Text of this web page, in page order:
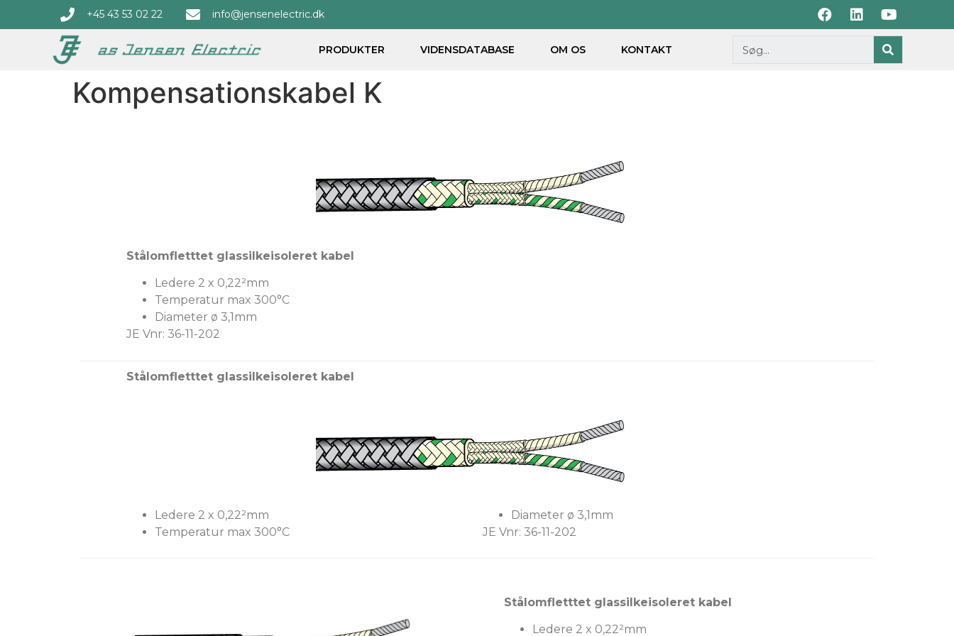
+45 43 53 02 22 info@jensenelectric.dk
PRODUKTER VIDENSDATABASE OM OS KONTAKT
Kompensationskabel K
Stålomfletttet glassilkeisoleret kabel
Ledere 2 x 0,22²mm
Temperatur max 300°C
Diameter ø 3,1mm
JE Vnr: 36-11-202
Stålomfletttet glassilkeisoleret kabel
Ledere 2 x 0,22²mm
Temperatur max 300°C
Diameter ø 3,1mm
JE Vnr: 36-11-202
Stålomfletttet glassilkeisoleret kabel
Ledere 2 x 0,22²mm